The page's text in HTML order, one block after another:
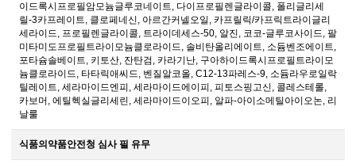
이드록시프로필암모늄글루코네이트, 다이프로필렌글라이콜, 폴리글리세
릴-3카프레이트, 클로페네신, 아르간커넬오일, 카프릴릭/카프릭트라이글리
세라이드, 프로필렌글라이콜, 트라이데세스-50, 알진, 코코-글루코사이드, 팔
미타미도프로필트라이모늄클로라이드, 솔비탄올리에이트, 소듐벤조에이트,
포타슘솔베이트, 키토산, 잔탄검, 카라기난, 구아하이드록시프로필트라이모
늄클로라이드, 타타릭애씨드, 벤질알코올, C12-13파레스-9, 소듐라우로일락
틸레이트, 세라마이드엔피, 세라마이드에이피, 피토스핑고신, 콜레스테롤,
카보머, 에틸헥실글리세린, 세라마이드이오피, 알파-아이소메틸아이오논, 리
날룰
식품의약품안전청 심사 필 유무